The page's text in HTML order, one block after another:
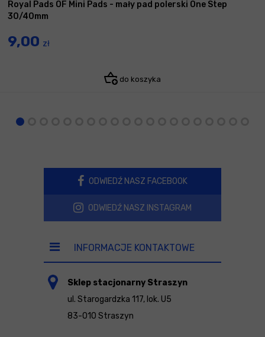
Royal Pads OF Mini Pads - mały pad polerski One Step
30/40mm
9,00 zł
do koszyka
ODWIEDŹ NASZ FACEBOOK
ODWIEDŹ NASZ INSTAGRAM
INFORMACJE KONTAKTOWE
Sklep stacjonarny Straszyn
ul. Starogardzka 117, lok. U5
83-010 Straszyn